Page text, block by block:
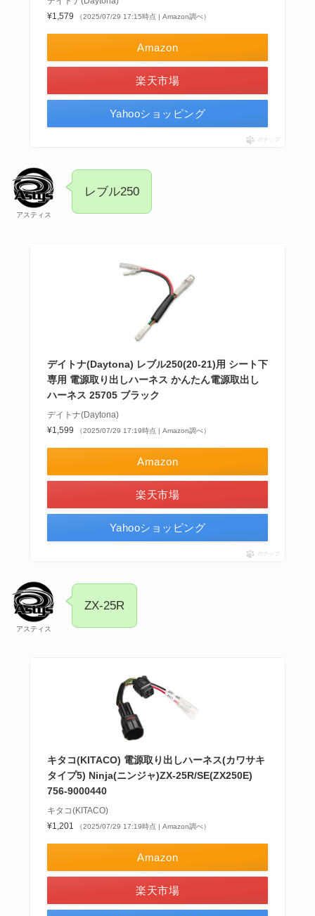
¥1,579
（2025/07/29 17:15時点 | Amazon調べ）
Amazon
楽天市場
Yahooショッピング
ポチップ
アスティス
レブル250
デイトナ(Daytona) レブル250(20-21)用 シート下
専用 電源取り出しハーネス かんたん電源取出し
ハーネス 25705 ブラック
デイトナ(Daytona)
¥1,599
（2025/07/29 17:19時点 | Amazon調べ）
Amazon
楽天市場
Yahooショッピング
ポチップ
アスティス
ZX-25R
キタコ(KITACO) 電源取り出しハーネス(カワサキ
タイプ5) Ninja(ニンジャ)ZX-25R/SE(ZX250E)
756-9000440
キタコ(KITACO)
¥1,201
（2025/07/29 17:19時点 | Amazon調べ）
Amazon
楽天市場